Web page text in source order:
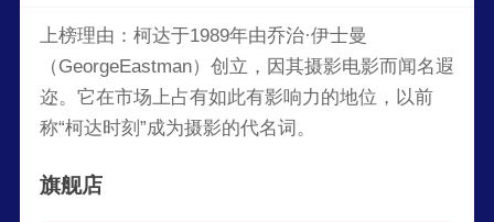
上榜理由：柯达于1989年由乔治·伊士曼
（GeorgeEastman）创立，因其摄影电影而闻名遐
迩。它在市场上占有如此有影响力的地位，以前
称“柯达时刻”成为摄影的代名词。
旗舰店